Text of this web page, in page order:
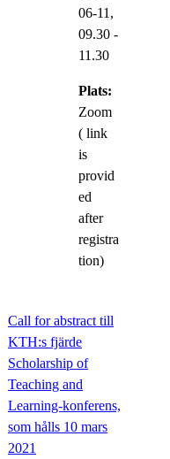
06-11,
09.30 -
11.30
Plats:
Zoom
( link
is
provid
ed
after
registra
tion)
Call for abstract till
KTH:s fjärde
Scholarship of
Teaching and
Learning-konferens,
som hålls 10 mars
2021